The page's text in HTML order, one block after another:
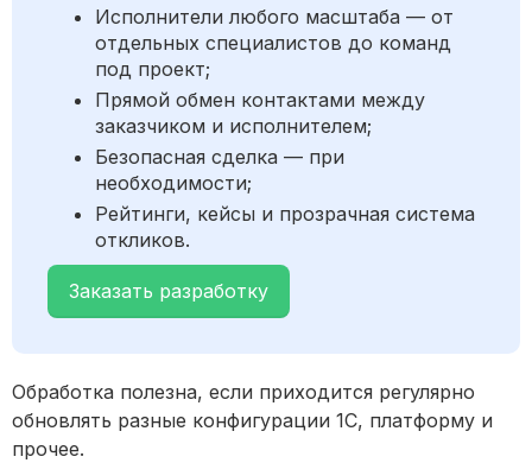
Исполнители любого масштаба — от
отдельных специалистов до команд
под проект;
Прямой обмен контактами между
заказчиком и исполнителем;
Безопасная сделка — при
необходимости;
Рейтинги, кейсы и прозрачная система
откликов.
Заказать разработку
Обработка полезна, если приходится регулярно
обновлять разные конфигурации 1С, платформу и
прочее.